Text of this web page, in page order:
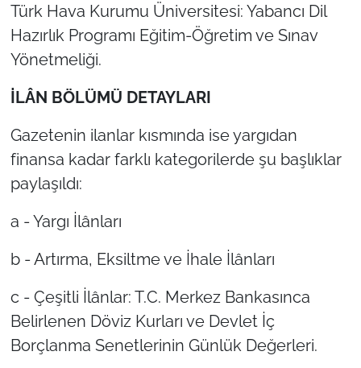
Türk Hava Kurumu Üniversitesi: Yabancı Dil
Hazırlık Programı Eğitim-Öğretim ve Sınav
Yönetmeliği.
İLÂN BÖLÜMÜ DETAYLARI
Gazetenin ilanlar kısmında ise yargıdan
finansa kadar farklı kategorilerde şu başlıklar
paylaşıldı:
a - Yargı İlânları
b - Artırma, Eksiltme ve İhale İlânları
c - Çeşitli İlânlar: T.C. Merkez Bankasınca
Belirlenen Döviz Kurları ve Devlet İç
Borçlanma Senetlerinin Günlük Değerleri.